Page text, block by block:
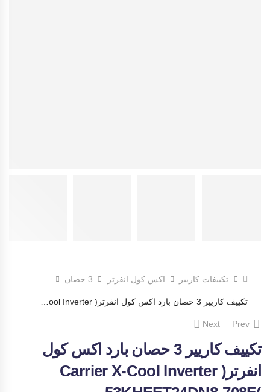
تكييفات كاريير اكس كول انفرتر 3 حصان
تكييف كاريير 3 حصان بارد اكس كول انفرتر( Carrier X-Cool Inverter )53KHEFT24DN8-708F
Next
تكييف كاريير 3 حصان بارد اكس كول
انفرتر( Carrier X-Cool Inverter